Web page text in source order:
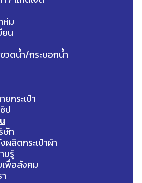
ห่ม
ยน
วดน้ำ/กระบอกน้ำ
ยกระเป๋า
ป
ษัท
ผลิตกระเป๋าผ้า
มรู้
พื่อสังคม